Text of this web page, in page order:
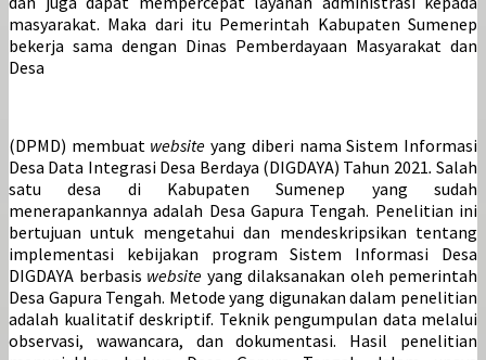
masyarakat. Maka dari itu Pemerintah Kabupaten Sumenep
bekerja sama dengan Dinas Pemberdayaan Masyarakat dan
Desa
(DPMD) membuat websiteyang diberi nama Sistem Informasi
Desa Data Integrasi Desa Berdaya (DIGDAYA) Tahun 2021. Salah
satu desa di Kabupaten Sumenep yang sudah
menerapankannya adalah Desa Gapura Tengah. Penelitian ini
bertujuan untuk mengetahui dan mendeskripsikan tentang
implementasi kebijakan program Sistem Informasi Desa
DIGDAYA berbasis website yang dilaksanakan oleh pemerintah
Desa Gapura Tengah. Metode yang digunakan dalam penelitian
adalah kualitatif deskriptif. Teknik pengumpulan data melalui
observasi, wawancara, dan dokumentasi. Hasil penelitian